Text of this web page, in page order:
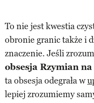
To nie jest kwestia
obronie granic także i
znaczenie. Jeśli
obsesja Rzymian
ta obsesja odegrała w
lepiej zrozumiemy